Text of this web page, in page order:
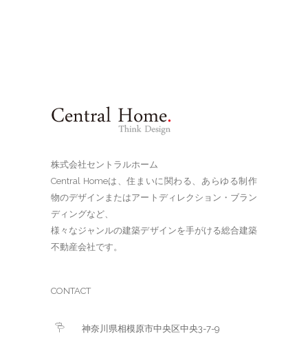
株式会社セントラルホーム
Central Homeは、住まいに関わる、あらゆる制作
物のデザインまたはアートディレクション・ブラン
ディングなど、
様々なジャンルの建築デザインを手がける総合建築
不動産会社です。
CONTACT
神奈川県相模原市中央区中央3-7-9